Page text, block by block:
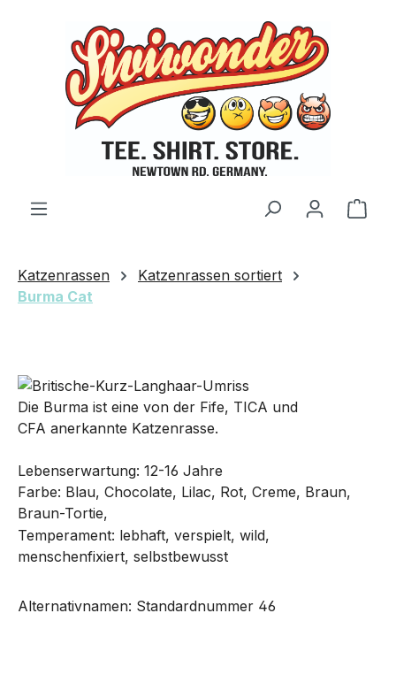
Katzenrassen
Katzenrassen sortiert
Burma Cat
Die Burma ist eine von der Fife, TICA und
CFA anerkannte Katzenrasse.
Lebenserwartung: 12-16 Jahre
Farbe: Blau, Chocolate, Lilac, Rot, Creme, Braun,
Braun-Tortie,
Temperament: lebhaft, verspielt, wild,
menschenfixiert, selbstbewusst
Alternativnamen: Standardnummer 46